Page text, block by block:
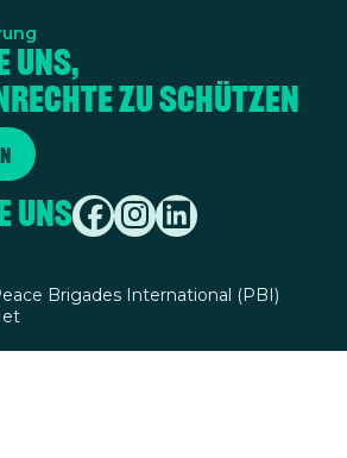
uns,
zu schützen
uns
Brigades International (PBI)